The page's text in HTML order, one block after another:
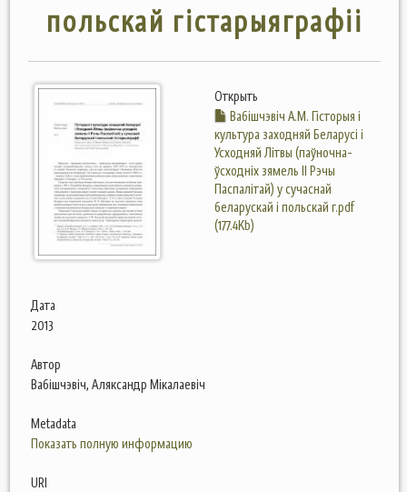
польскай гістарыяграфіі
Открыть
Вабішчэвіч А.М. Гісторыя і
культура заходняй Беларусі і
Усходняй Літвы (паўночна-
ўсходніх зямель ІІ Рэчы
Паспалітай) у сучаснай
беларускай і польскай г.pdf
(177.4Kb)
Дата
2013
Автор
Вабішчэвіч, Аляксандр Мікалаевіч
Metadata
Показать полную информацию
URI